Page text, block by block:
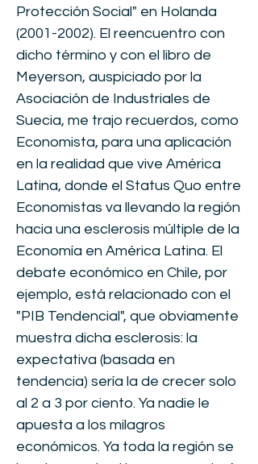
Protección Social" en Holanda
(2001-2002). El reencuentro con
dicho término y con el libro de
Meyerson, auspiciado por la
Asociación de Industriales de
Suecia, me trajo recuerdos, como
Economista, para una aplicación
en la realidad que vive América
Latina, donde el Status Quo entre
Economistas va llevando la región
hacia una esclerosis múltiple de la
Economía en América Latina. El
debate económico en Chile, por
ejemplo, está relacionado con el
"PIB Tendencial", que obviamente
muestra dicha esclerosis: la
expectativa (basada en
tendencia) sería la de crecer solo
al 2 a 3 por ciento. Ya nadie le
apuesta a los milagros
económicos. Ya toda la región se